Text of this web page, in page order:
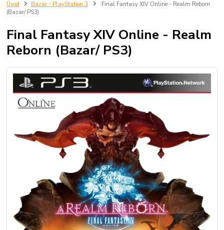
Úvod Bazar - PlayStation 3
Final Fantasy XIV Online - Realm Reborn
(Bazar/ PS3)
Final Fantasy XIV Online - Realm
Reborn (Bazar/ PS3)